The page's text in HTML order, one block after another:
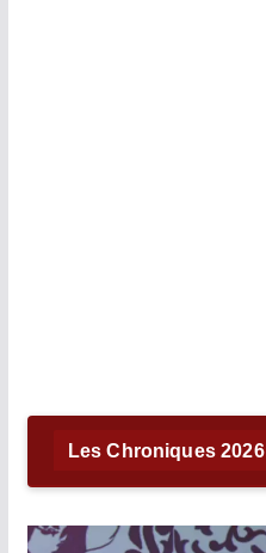
Les Chroniques 2026